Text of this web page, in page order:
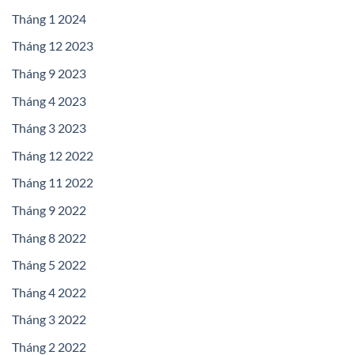
Tháng 1 2024
Tháng 12 2023
Tháng 9 2023
Tháng 4 2023
Tháng 3 2023
Tháng 12 2022
Tháng 11 2022
Tháng 9 2022
Tháng 8 2022
Tháng 5 2022
Tháng 4 2022
Tháng 3 2022
Tháng 2 2022